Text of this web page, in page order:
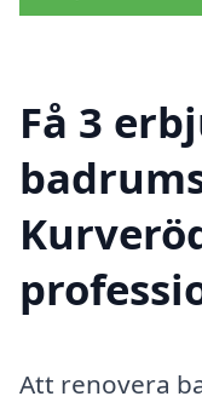
Få 3
Att renovera